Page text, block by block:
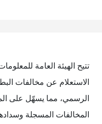
تتيح الهيئة العامة
الاستعلام عن مخالفات
الرسمي، مما يسهّل على
المخالفات المسجلة